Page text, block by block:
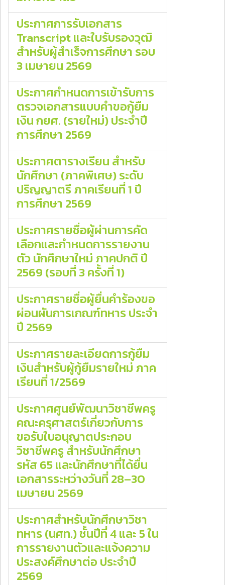
ประกาศการรับเอกสาร
Transcript และใบรับรองวุฒิ
สำหรับผู้สำเร็จการศึกษา รอบ
3 เมษายน 2569
ประกาศกำหนดการเข้ารับการ
ตรวจเอกสารแบบคำขอกู้ยืม
เงิน กยศ. (รายใหม่) ประจำปี
การศึกษา 2569
ประกาศตารางเรียน สำหรับ
นักศึกษา (ภาคพิเศษ) ระดับ
ปริญญาตรี ภาคเรียนที่ 1 ปี
การศึกษา 2569
ประกาศรายชื่อผู้ผ่านการคัด
เลือกและกำหนดการรายงาน
ตัว นักศึกษาใหม่ ภาคปกติ ปี
2569 (รอบที่ 3 ครั้งที่ 1)
ประกาศรายชื่อผู้ยื่นคำร้องขอ
ผ่อนผันการเกณฑ์ทหาร ประจำ
ปี 2569
ประกาศรายละเอียดการกู้ยืม
เงินสำหรับผู้กู้ยืมรายใหม่ ภาค
เรียนที่ 1/2569
ประกาศศูนย์พัฒนาวิชาชีพครู
คณะครุศาสตร์เกี่ยวกับการ
ขอรับใบอนุญาตประกอบ
วิชาชีพครู สำหรับนักศึกษา
รหัส 65 และนักศึกษาที่ได้ยื่น
เอกสารระหว่างวันที่ 28–30
เมษายน 2569
ประกาศสำหรับนักศึกษาวิชา
ทหาร (นศท.) ชั้นปีที่ 4 และ 5 ใน
การรายงานตัวและแจ้งความ
ประสงค์ศึกษาต่อ ประจำปี
2569